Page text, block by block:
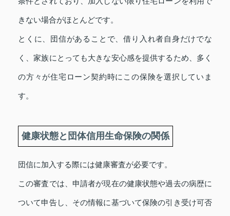
きない場合がほとんどです。
とくに、団信があることで、借り入れ者自身だけでな
く、家族にとっても大きな安心感を提供するため、多く
の方々が住宅ローン契約時にこの保険を選択していま
す。
健康状態と団体信用生命保険の関係
団信に加入する際には健康審査が必要です。
この審査では、申請者が現在の健康状態や過去の病歴に
ついて申告し、その情報に基づいて保険の引き受け可否